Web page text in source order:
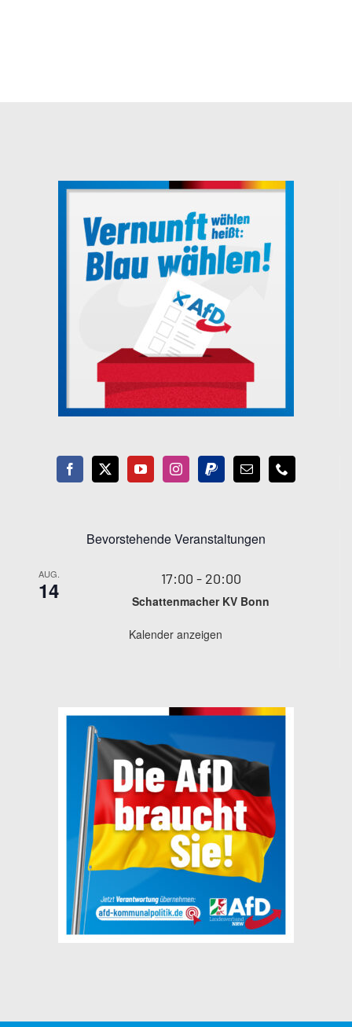
Bevorstehende Veranstaltungen
AUG.
14 17:00 - 20:00
Schattenmacher KV Bonn
Kalender anzeigen